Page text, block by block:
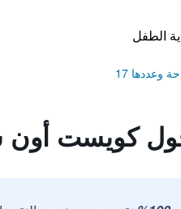
الطفل
وعددها 17
كويست أون